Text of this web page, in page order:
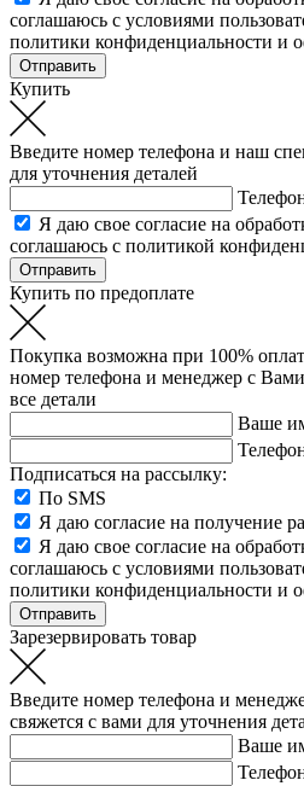
соглашаюсь с условиями
политики конфиденциальности и
Купить
Введите номер телефона и наш
для уточнения деталей
Я даю свое согласие на
соглашаюсь с политикой
Купить по предоплате
Покупка возможна при 100%
номер телефона и менеджер с
все детали
Ваше
Подписаться на рассылку:
По SMS
Я даю согласие на получение
Я даю свое согласие на
соглашаюсь с условиями
политики конфиденциальности и
Зарезервировать товар
Введите номер телефона и
свяжется с вами для уточнения
Ваше